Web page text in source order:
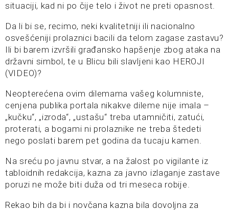
situaciji, kad ni po čije telo i život ne preti opasnost.
Da li bi se, recimo, neki kvalitetniji ili nacionalno
osvešćeniji prolaznici bacili da telom zagase zastavu?
Ili bi barem izvršili građansko hapšenje zbog ataka na
državni simbol, te u Blicu bili slavljeni kao HEROJI
(VIDEO)?
Neopterećena ovim dilemama vašeg kolumniste,
cenjena publika portala nikakve dileme nije imala –
„kučku“, „izroda“, „ustašu“ treba utamničiti, zatući,
proterati, a bogami ni prolaznike ne treba štedeti
nego poslati barem pet godina da tucaju kamen.
Na sreću po javnu stvar, a na žalost po vigilante iz
tabloidnih redakcija, kazna za javno izlaganje zastave
poruzi ne može biti duža od tri meseca robije.
Rekao bih da bi i novčana kazna bila dovoljna za